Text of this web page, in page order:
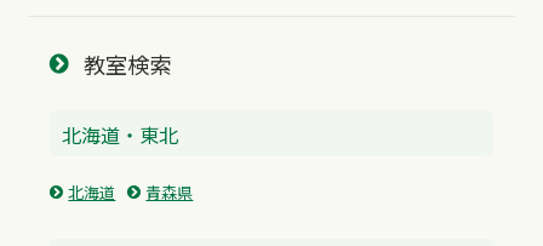
教室検索
北海道・東北
北海道 青森県